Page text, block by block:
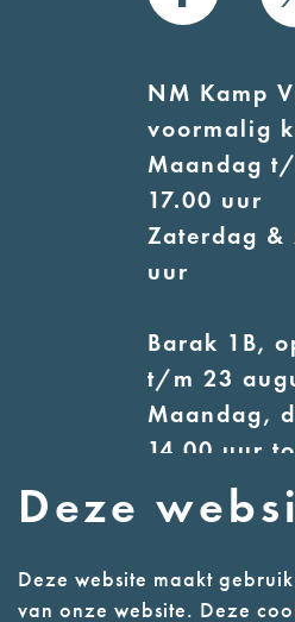
Deze
Deze website maakt
van onze website. Deze
NM Kamp
voormalig
Maandag
17.00 uur
Zaterdag &
uur
Barak 1B,
t/m 23
Maandag,
14.00 uur
Woensdag
Zaterdag